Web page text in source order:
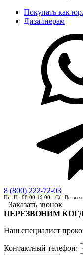
Покупать как
Дизайнерам
8 (800) 222-72-03
Пн–Пт 08:00-19:00 - Сб–Вс
Заказать звонок
ПЕРЕЗВОНИМ
Наш специалист
Контактный телефон: